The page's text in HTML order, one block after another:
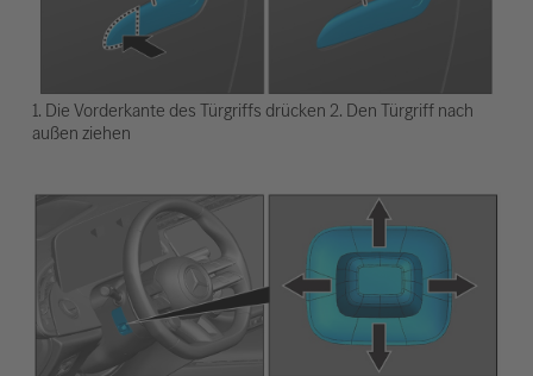
1. Die Vorderkante des Türgriffs drücken 2. Den Türgriff nach
außen ziehen